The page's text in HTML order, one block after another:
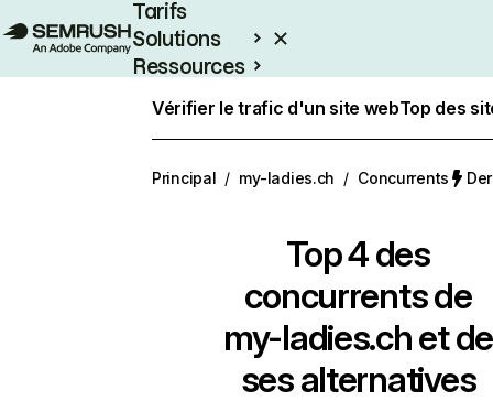
Tarifs
Solutions
Ressources
Vérifier le trafic d'un site webTop des
Principal / my-ladies.ch / Concurrents
Top 4 des
concurrents de
my-ladies.ch et de
ses alternatives